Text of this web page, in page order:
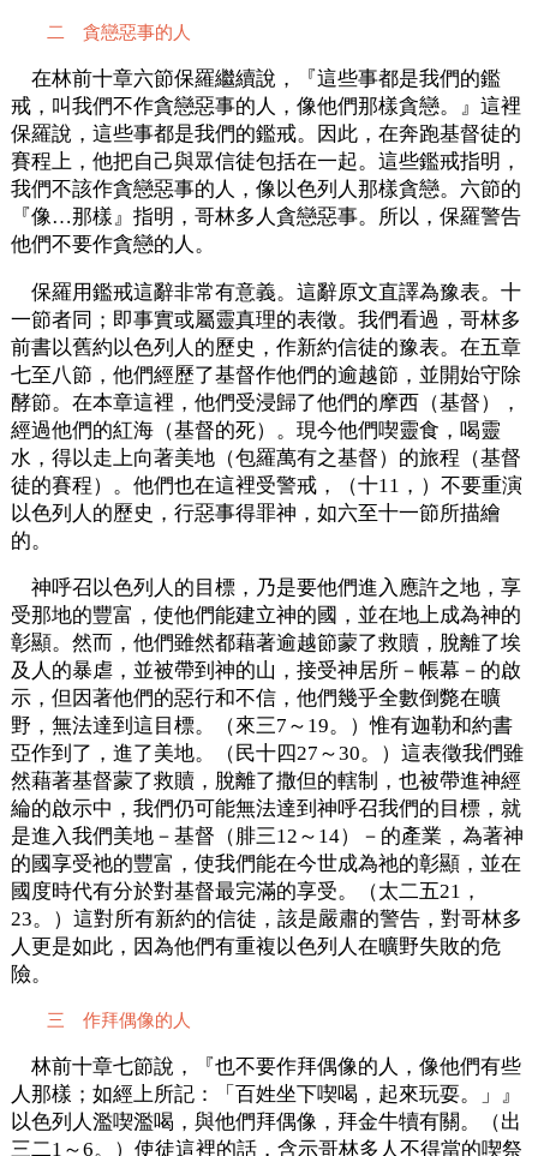
二 貪戀惡事的人
在林前十章六節保羅繼續說，『這些事都是我們的鑑
戒，叫我們不作貪戀惡事的人，像他們那樣貪戀。』這裡
保羅說，這些事都是我們的鑑戒。因此，在奔跑基督徒的
賽程上，他把自己與眾信徒包括在一起。這些鑑戒指明，
我們不該作貪戀惡事的人，像以色列人那樣貪戀。六節的
『像…那樣』指明，哥林多人貪戀惡事。所以，保羅警告
他們不要作貪戀的人。
保羅用鑑戒這辭非常有意義。這辭原文直譯為豫表。十
一節者同；即事實或屬靈真理的表徵。我們看過，哥林多
前書以舊約以色列人的歷史，作新約信徒的豫表。在五章
七至八節，他們經歷了基督作他們的逾越節，並開始守除
酵節。在本章這裡，他們受浸歸了他們的摩西（基督），
經過他們的紅海（基督的死）。現今他們喫靈食，喝靈
水，得以走上向著美地（包羅萬有之基督）的旅程（基督
徒的賽程）。他們也在這裡受警戒，（十11，）不要重演
以色列人的歷史，行惡事得罪神，如六至十一節所描繪
的。
神呼召以色列人的目標，乃是要他們進入應許之地，享
受那地的豐富，使他們能建立神的國，並在地上成為神的
彰顯。然而，他們雖然都藉著逾越節蒙了救贖，脫離了埃
及人的暴虐，並被帶到神的山，接受神居所－帳幕－的啟
示，但因著他們的惡行和不信，他們幾乎全數倒斃在曠
野，無法達到這目標。（來三7～19。）惟有迦勒和約書
亞作到了，進了美地。（民十四27～30。）這表徵我們雖
然藉著基督蒙了救贖，脫離了撒但的轄制，也被帶進神經
綸的啟示中，我們仍可能無法達到神呼召我們的目標，就
是進入我們美地－基督（腓三12～14）－的產業，為著神
的國享受祂的豐富，使我們能在今世成為祂的彰顯，並在
國度時代有分於對基督最完滿的享受。（太二五21，
23。）這對所有新約的信徒，該是嚴肅的警告，對哥林多
人更是如此，因為他們有重複以色列人在曠野失敗的危
險。
三 作拜偶像的人
林前十章七節說，『也不要作拜偶像的人，像他們有些
人那樣；如經上所記：「百姓坐下喫喝，起來玩耍。」』
以色列人濫喫濫喝，與他們拜偶像，拜金牛犢有關。（出
三二1～6。）使徒這裡的話，含示哥林多人不得當的喫祭